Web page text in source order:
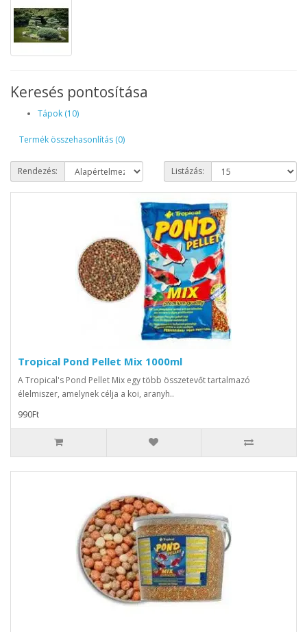
Keresés pontosítása
Tápok (10)
Termék összehasonlítás (0)
Rendezés: Listázás:
Tropical Pond Pellet Mix 1000ml
A Tropical's Pond Pellet Mix egy több összetevőt tartalmazó
élelmiszer, amelynek célja a koi, aranyh..
990Ft